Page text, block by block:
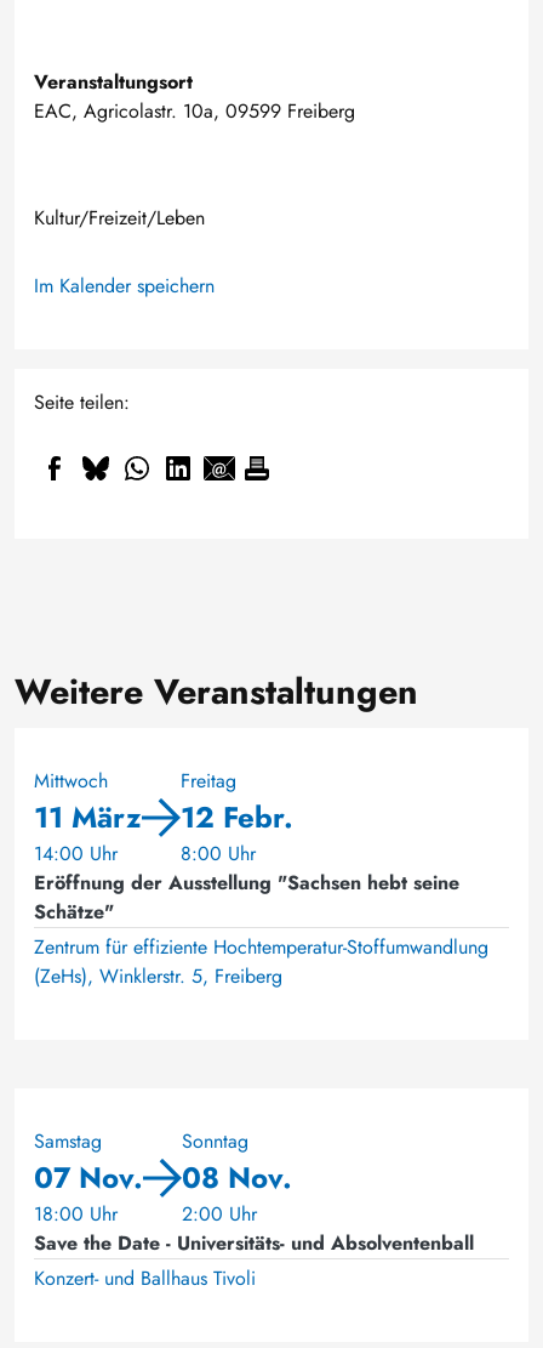
Veranstaltungsort
EAC, Agricolastr. 10a, 09599 Freiberg
Kultur/Freizeit/Leben
Im Kalender speichern
Seite teilen:
Weitere Veranstaltungen
Mittwoch
11 März
14:00 Uhr
Freitag
12 Febr.
8:00 Uhr
Eröffnung der Ausstellung "Sachsen hebt seine
Schätze"
Zentrum für effiziente Hochtemperatur-Stoffumwandlung
(ZeHs), Winklerstr. 5, Freiberg
Samstag
07 Nov.
18:00 Uhr
Sonntag
08 Nov.
2:00 Uhr
Save the Date - Universitäts- und Absolventenball
Konzert- und Ballhaus Tivoli